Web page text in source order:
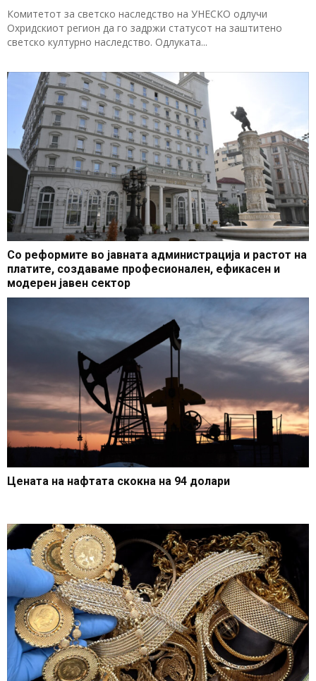
Комитетот за светско наследство на УНЕСКО одлучи
Охридскиот регион да го задржи статусот на заштитено
светско културно наследство. Одлуката...
Со реформите во јавната администрација и растот на
платите, создаваме професионален, ефикасен и
модерен јавен сектор
Цената на нафтата скокна на 94 долари